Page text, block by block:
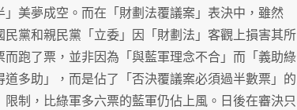
美夢成空。而在「財劃法覆議案」表決中，雖然
民黨和親民黨「立委」因「財劃法」客觀上損害其所
跑了票，並非因為「與藍軍理念不合」而「義助綠
多助」，而是佔了「否決覆議案必須過半數票」的
制，比綠軍多六票的藍軍仍佔上風。日後在審決只